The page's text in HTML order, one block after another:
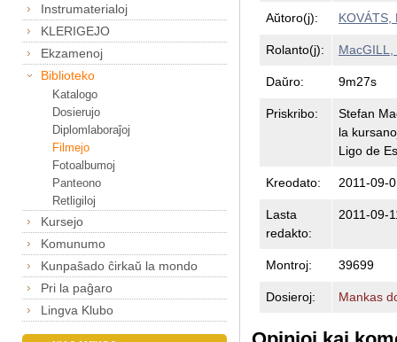
Instrumaterialoj
KLERIGEJO
Ekzamenoj
Biblioteko
Katalogo
Dosierujo
Diplomlaboraĵoj
Filmejo
Fotoalbumoj
Panteono
Retligiloj
Kursejo
Komunumo
Kunpaŝado ĉirkaŭ la mondo
Pri la paĝaro
Lingva Klubo
Aŭtoro(j): KOVÁTS,
Rolanto(j): MacGILL,
Daŭro: 9m27s
Priskribo:
Stefan
la
Ligo de
Kreodato: 2011-09-
Lasta
redakto:
2011-09-
Montroj: 39699
Dosieroj: Mankas